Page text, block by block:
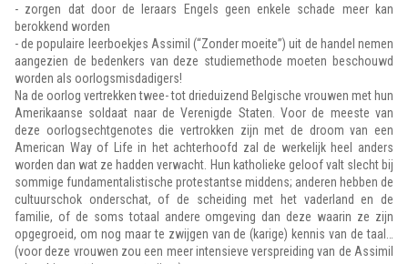
- zorgen dat door de leraars Engels geen enkele schade meer kan
berokkend worden
- de populaire leerboekjes Assimil (“Zonder moeite”) uit de handel nemen
aangezien de bedenkers van deze studiemethode moeten beschouwd
worden als oorlogsmisdadigers!
Na de oorlog vertrekken twee- tot drieduizend Belgische vrouwen met hun
Amerikaanse soldaat naar de Verenigde Staten. Voor de meeste van
deze oorlogsechtgenotes die vertrokken zijn met de droom van een
American Way of Life in het achterhoofd zal de werkelijk heel anders
worden dan wat ze hadden verwacht. Hun katholieke geloof valt slecht bij
sommige fundamentalistische protestantse middens; anderen hebben de
cultuurschok onderschat, of de scheiding met het vaderland en de
familie, of de soms totaal andere omgeving dan deze waarin ze zijn
opgegroeid, om nog maar te zwijgen van de (karige) kennis van de taal…
(voor deze vrouwen zou een meer intensieve verspreiding van de Assimil